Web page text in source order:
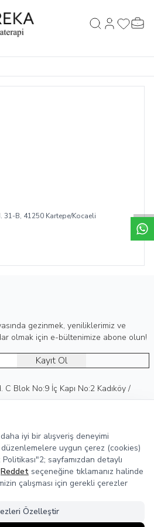
Hesabım
B, 41250 Kartepe/Kocaeli
gezinmek, yeniliklerimiz ve
olmak için e-bültenimize abone olun!
Kayıt Ol
Blok No:9 İç Kapı No:2 Kadıköy /
iyi bir alışveriş deneyimi
uygun çerez (cookies)
sayfamızdan detaylı
Reddet seçeneğine tıklamanız halinde
çalışması için gerekli çerezler
Özelleştir